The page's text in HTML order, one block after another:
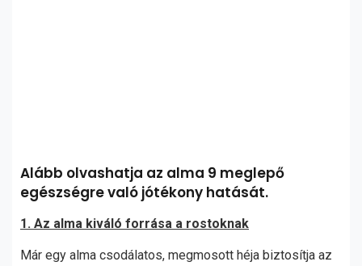
Alább olvashatja az alma 9 meglepő
egészségre való jótékony hatását.
1. Az alma kiváló forrása a rostoknak
Már egy alma csodálatos, megmosott héja biztosítja az